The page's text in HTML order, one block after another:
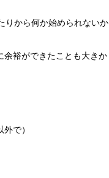
りから何か始められないか
余裕ができたことも大きか
で）